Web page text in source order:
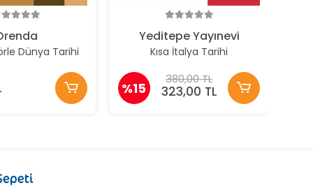
Dünya Tarihi
Yeditepe Yayınevi
Kısa İtalya Tarihi
%15
380,00 TL
323,00 TL